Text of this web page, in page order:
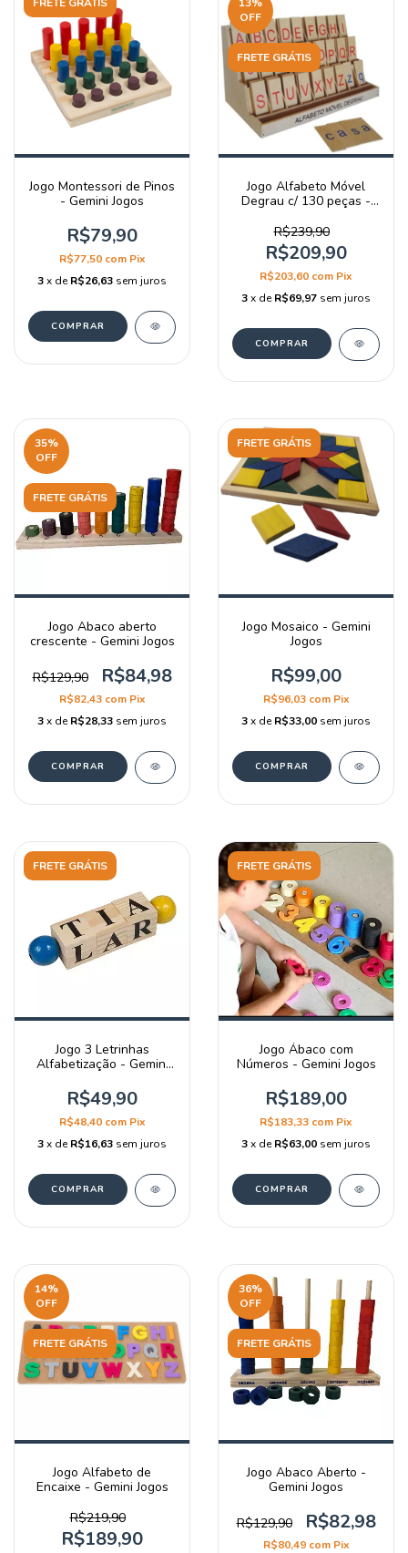
Jogo Montessori de Pinos
- Gemini Jogos
R$79,90
R$77,50 com Pix
3x deR$26,63 sem juros
OFF
FRETE GRÁTIS
Jogo Alfabeto Móvel
Degrau c/ 130 peças -
R$239,90
R$209,90
R$203,60 com Pix
3x deR$69,97 sem juros
35%
OFF
FRETE GRÁTIS
Jogo Abaco aberto
crescente - Gemini Jogos
R$129,90 R$84,98
R$82,43 com Pix
3x deR$28,33 sem juros
FRETE GRÁTIS
Jogo Mosaico - Gemini
Jogos
R$99,00
R$96,03 com Pix
3x deR$33,00 sem juros
FRETE GRÁTIS
Jogo 3 Letrinhas
Alfabetização - Gemini
R$49,90
R$48,40 com Pix
3x deR$16,63 sem juros
FRETE GRÁTIS
Jogo Ábaco com
Números - Gemini Jogos
R$189,00
R$183,33 com Pix
3x deR$63,00 sem juros
14%
OFF
FRETE GRÁTIS
Jogo Alfabeto de
Encaixe - Gemini Jogos
R$219,90
R$189,90
36%
OFF
FRETE GRÁTIS
Jogo Abaco Aberto -
Gemini Jogos
R$129,90 R$82,98
R$80,49 com Pix